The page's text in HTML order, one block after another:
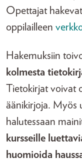
Opettajat
oppilailleen
Hakemuksiin
kolmesta
Tietokirjat voivat
äänikirjoja. Myös
halutessaan
kursseille
huomioida